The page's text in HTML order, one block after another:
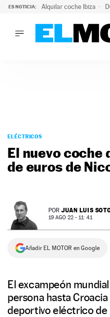
ES NOTICIA: Alquilar coche Ibiza
PODCAST
MOTOS
TECNOLOGÍA
PREMIOS
SERVICIOS
ELÉCTRICOS
El nuevo coche
de euros de
POR JUAN LUIS
19 AGO 22 - 11: 41
Añadir EL MOTOR en Google
El excampeón
persona hasta
deportivo eléctrico de